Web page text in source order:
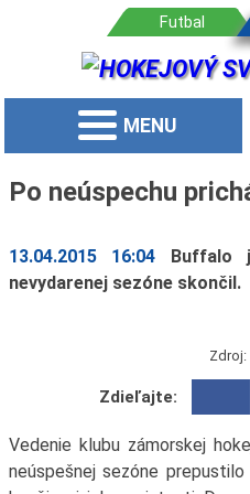
MENU
Po neúspechu
13.04.2015 16:04
Buffalo
nevydarenej sezóne skončil.
Zdroj:
Zdieľajte:
Vedenie klubu zámorskej
neúspešnej sezóne